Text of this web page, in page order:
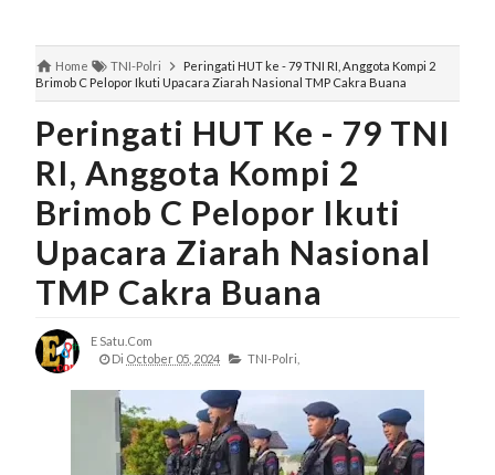
Home TNI-Polri
Peringati HUT ke - 79 TNI RI, Anggota Kompi 2
Brimob C Pelopor Ikuti Upacara Ziarah Nasional TMP Cakra Buana
Peringati HUT Ke - 79 TNI
RI, Anggota Kompi 2
Brimob C Pelopor Ikuti
Upacara Ziarah Nasional
TMP Cakra Buana
E Satu.com
Di October 05, 2024 TNI-Polri,